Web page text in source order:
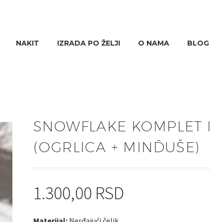
NAKIT IZRADA PO ŽELJI O NAMA BLOG
SNOWFLAKE KOMPLET I
(OGRLICA + MINĐUŠE)
1.300,00 RSD